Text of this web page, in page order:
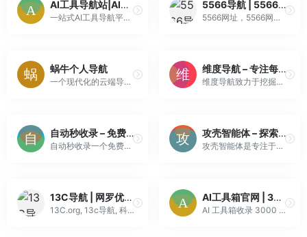
AI工具导航站|AI写作,AI编程,AI绘画,AI论文,AI视频,AI生图,AI办公,AI学习,AI生成
一站式AI工具导航平台！汇聚超1000+免费AI工具，涵盖AI写作、AI编程、AI绘画、AI论文、AI视频、AI生图、AI办公、AI学习、AI生成、agent等全场景工具。每日更新热门 AI工具，助您快速找到提升办公、创作、学习效率的实用工具！立即访问ai-nav.net，探索 AI 无限新可能！
5566导航 | 5566网址导航 – 5566自定义主页
5566网址，5566网址大全，5566上网导航
蜗牛个人导航
一个现代化的云端导航页面，帮助您管理和快速访问常用网站链接
维度导航 – 专注每日推荐优质免费资源网址的导航！
维度导航致力于挖掘全球范围内优质、实用且好玩的宝藏网站。涵盖技术开发、影音播放、设计素材、效率工具、AI资源等多个领域，人工亲测，为你提供一站式的极简网址导航服务。
自动秒收录 – 免费自动秒收录网址导航
自动秒收录一个免费自动收录优秀网站的网址导航，为广大网友提供优质网站导航服务，让站长方便快捷提交网址，提供更多的展示曝光网站机会！
攻壳智能体 – 探索发现热门的智能体和AI工具
攻壳智能体是专注于智能体和AI工具的导航网站，我们致力于为用户介绍最新、热门的智能体和AI工具，帮助用户快速找到适合自己的学习、工作、生活的AI利器。
13C导航 | 网罗优秀网站，专注优质导航
13C.org, 13c导航, 科研动态, 导航网站, 科研工具, 科研导航,工具聚合,
AI工具箱官网 | 3000 + 免费 AI 工具集合 | AI软件一站式导航网站
AI 工具箱收录 3000 + 全球优质免费 AI 工具，更覆盖学习、工作、生活、创作全场景！写作没灵感？设计缺思路？学习效率低？日常琐事费时间？这里集结 AI 写作、编程、办公、设计、剪辑、学习辅助、生活服务等实用工具，找到趁手神器，让效率翻倍，轻松搞定从任务到生活的大小事，把时间留给热爱的事！